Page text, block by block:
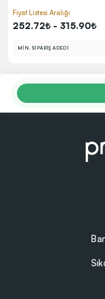
Fiyat Listesi Aralığı
252.72₺ - 315.90₺
MİN. SİPARİŞ ADEDİ